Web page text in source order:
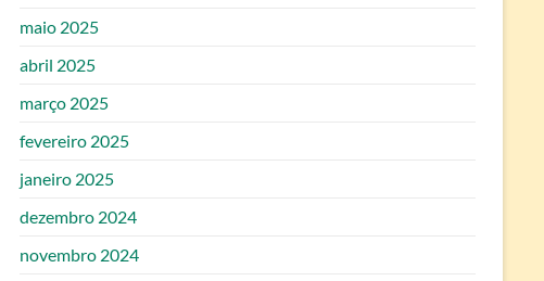
maio 2025
abril 2025
março 2025
fevereiro 2025
janeiro 2025
dezembro 2024
novembro 2024